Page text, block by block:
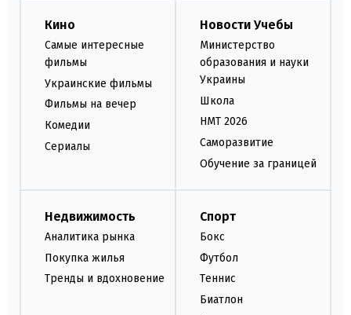
Кино
Самые интересные
фильмы
Украинские фильмы
Фильмы на вечер
Комедии
Сериалы
Новости Учебы
Министерство
образования и науки
Украины
Школа
НМТ 2026
Саморазвитие
Обучение за границей
Недвижимость
Аналитика рынка
Покупка жилья
Тренды и вдохновение
Спорт
Бокс
Футбол
Теннис
Биатлон